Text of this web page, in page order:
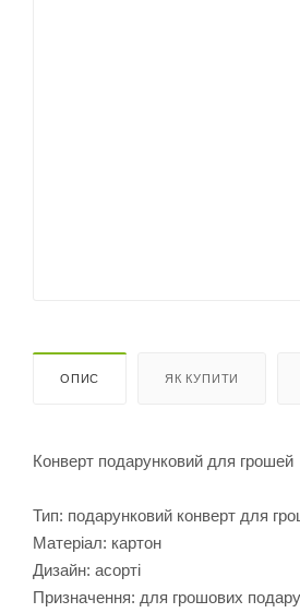
ОПИС ЯК КУПИТИ
Конверт подарунковий для грошей
Тип: подарунковий конверт для
Матеріал: картон
Дизайн: асорті
Призначення: для грошових